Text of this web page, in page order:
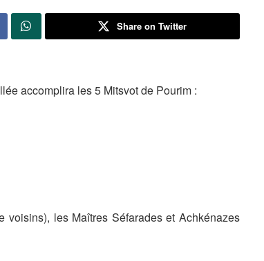
Share on Twitter
accomplira les 5 Mitsvot de Pourim :
voisins), les Maîtres Séfarades et Achkénazes